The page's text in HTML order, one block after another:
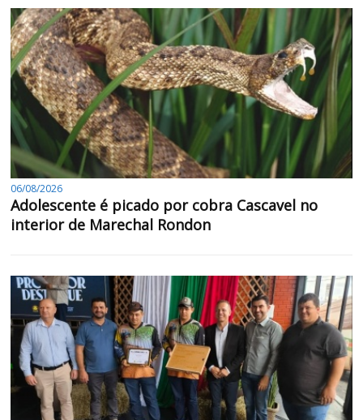
06/08/2026
Adolescente é picado por cobra Cascavel no
interior de Marechal Rondon